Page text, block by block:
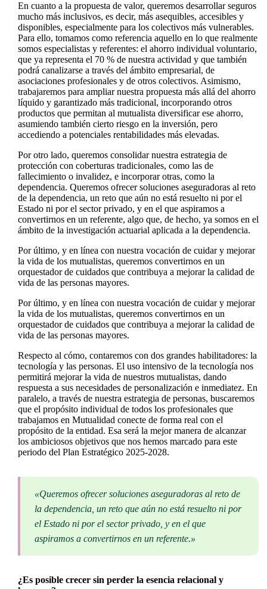
En cuanto a la propuesta de valor, queremos desarrollar seguros
mucho más inclusivos, es decir, más asequibles, accesibles y
disponibles, especialmente para los colectivos más vulnerables.
Para ello, tomamos como referencia aquello en lo que realmente
somos especialistas y referentes: el ahorro individual voluntario,
que ya representa el 70 % de nuestra actividad y que también
podrá canalizarse a través del ámbito empresarial, de
asociaciones profesionales y de otros colectivos. Asimismo,
trabajaremos para ampliar nuestra propuesta más allá del ahorro
líquido y garantizado más tradicional, incorporando otros
productos que permitan al mutualista diversificar ese ahorro,
asumiendo también cierto riesgo en la inversión, pero
accediendo a potenciales rentabilidades más elevadas.
Por otro lado, queremos consolidar nuestra estrategia de
protección con coberturas tradicionales, como las de
fallecimiento o invalidez, e incorporar otras, como la
dependencia. Queremos ofrecer soluciones aseguradoras al reto
de la dependencia, un reto que aún no está resuelto ni por el
Estado ni por el sector privado, y en el que aspiramos a
convertirnos en un referente, algo que, de hecho, ya somos en el
ámbito de la investigación actuarial aplicada a la dependencia.
Por último, y en línea con nuestra vocación de cuidar y mejorar
la vida de los mutualistas, queremos convertirnos en un
orquestador de cuidados que contribuya a mejorar la calidad de
vida de las personas mayores.
Por último, y en línea con nuestra vocación de cuidar y mejorar
la vida de los mutualistas, queremos convertirnos en un
orquestador de cuidados que contribuya a mejorar la calidad de
vida de las personas mayores.
Respecto al cómo, contaremos con dos grandes habilitadores: la
tecnología y las personas. El uso intensivo de la tecnología nos
permitirá mejorar la vida de nuestros mutualistas, dando
respuesta a sus necesidades de personalización e inmediatez. En
paralelo, a través de nuestra estrategia de personas, buscaremos
que el propósito individual de todos los profesionales que
trabajamos en Mutualidad conecte de forma real con el
propósito de la entidad. Esa será la mejor manera de alcanzar
los ambiciosos objetivos que nos hemos marcado para este
periodo del Plan Estratégico 2025-2028.
«Queremos ofrecer soluciones aseguradoras al reto de
la dependencia, un reto que aún no está resuelto ni por
el Estado ni por el sector privado, y en el que
aspiramos a convertirnos en un referente.»
¿Es posible crecer sin perder la esencia relacional y